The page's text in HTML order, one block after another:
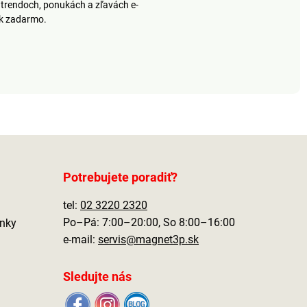
ponukách a zľavách e-
zadarmo.
Potrebujete poradiť?
tel: 02 3220 2320
Po–Pá: 7:00–20:00, So 8:00–16:00
e-mail: servis@magnet3p.sk
Sledujte nás